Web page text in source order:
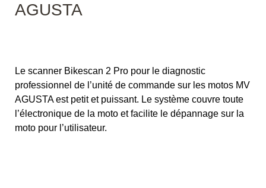
AGUSTA
Le scanner Bikescan 2 Pro pour le diagnostic
professionnel de l’unité de commande sur les motos MV
AGUSTA est petit et puissant. Le système couvre toute
l’électronique de la moto et facilite le dépannage sur la
moto pour l’utilisateur.